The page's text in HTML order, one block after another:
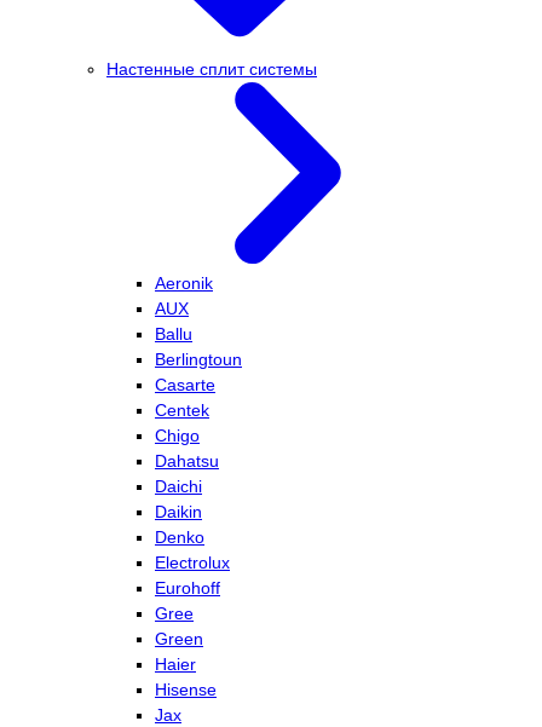
Настенные сплит системы
Aeronik
AUX
Ballu
Berlingtoun
Casarte
Centek
Chigo
Dahatsu
Daichi
Daikin
Denko
Electrolux
Eurohoff
Gree
Green
Haier
Hisense
Jax